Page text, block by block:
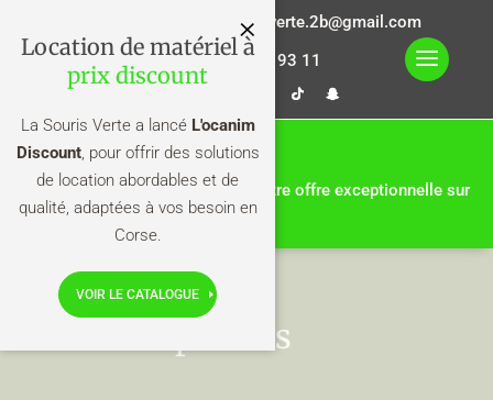
la.sourisverte.2b@gmail.com
06 14 30 93 11
Nouveautés pour 2026
En ce moment, ne ratez pas notre offre exceptionnelle sur
la location de gonflables !
Soirées privées
×
Location de matériel à
prix discount
La Souris Verte a lancé L'ocanim
Discount, pour offrir des solutions
de location abordables et de
qualité, adaptées à vos besoin en
Corse.
VOIR LE CATALOGUE